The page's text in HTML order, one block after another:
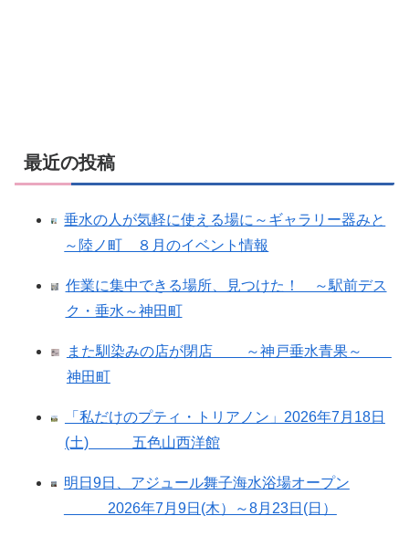
最近の投稿
垂水の人が気軽に使える場に～ギャラリー器みと
～陸ノ町 ８月のイベント情報
作業に集中できる場所、見つけた！ ～駅前デス
ク・垂水～神田町
また馴染みの店が閉店 ～神戸垂水青果～
神田町
「私だけのプティ・トリアノン」2026年7月18日
(土) 五色山西洋館
明日9日、アジュール舞子海水浴場オープン
2026年7月9日(木）～8月23日(日）